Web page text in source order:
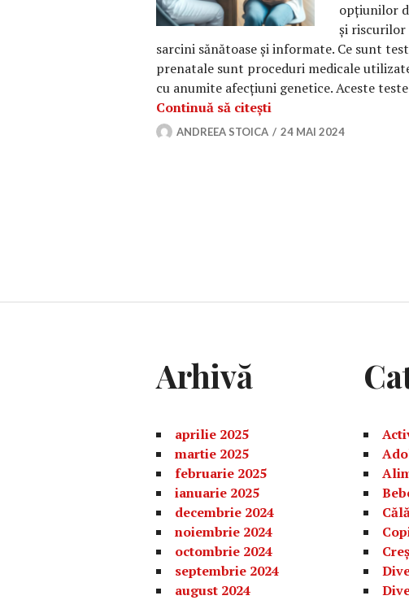
opțiunilor
și riscurilor
sarcini sănătoase și informate. Ce sunt
prenatale sunt proceduri medicale
cu anumite afecțiuni genetice. Aceste
Continuă să citești
ANDREEA STOICA 24 MAI 2024
Arhivă
aprilie 2025
martie 2025
februarie 2025
ianuarie 2025
decembrie 2024
noiembrie 2024
octombrie 2024
septembrie 2024
august 2024